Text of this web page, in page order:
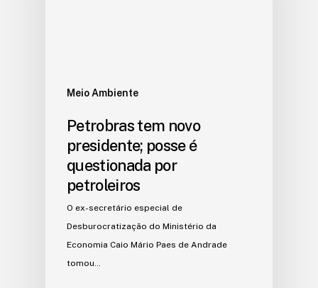
Meio Ambiente
Petrobras tem novo
presidente; posse é
questionada por
petroleiros
O ex-secretário especial de
Desburocratização do Ministério da
Economia Caio Mário Paes de Andrade
tomou…